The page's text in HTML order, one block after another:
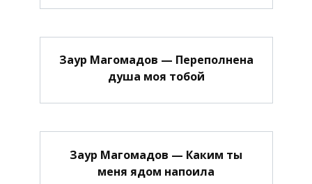
Заур Магомадов — Переполнена
душа моя тобой
Заур Магомадов — Каким ты
меня ядом напоила